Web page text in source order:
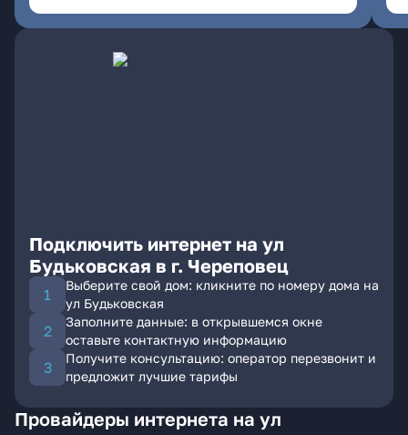
Подключить интернет на ул
Будьковская в г. Череповец
Выберите свой дом: кликните по номеру дома на
ул Будьковская
Заполните данные: в открывшемся окне
оставьте контактную информацию
Получите консультацию: оператор перезвонит и
предложит лучшие тарифы
Провайдеры интернета на ул